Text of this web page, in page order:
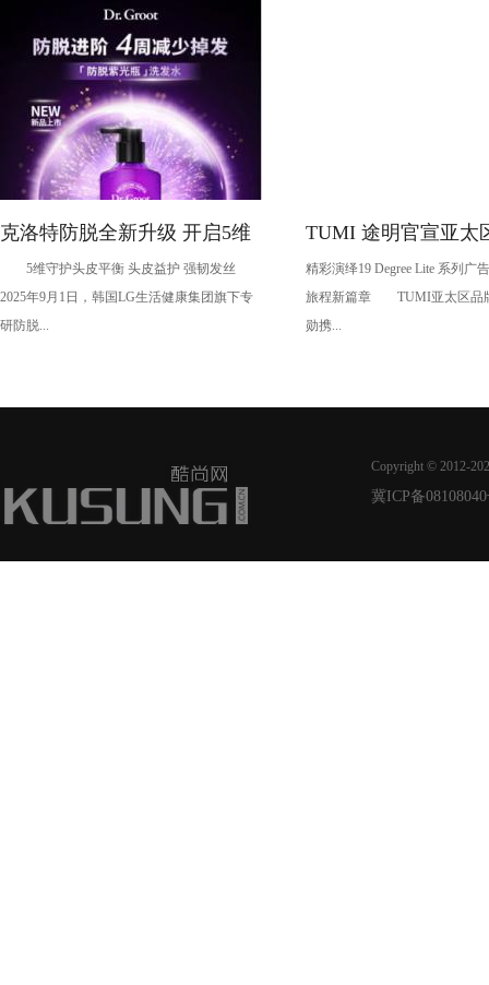
克洛特防脱全新升级 开启5维
守护头皮健康新时代
5维守护头皮平衡 头皮益护 强韧发丝
2025年9月1日，韩国LG生活健康集团旗下专
研防脱...
TUMI 途明官宣亚太
——魏大勋
精彩演绎19 Degree Lite 系列广
旅程新篇章 TUMI亚太区品
勋携...
Copyright © 2012-
冀ICP备